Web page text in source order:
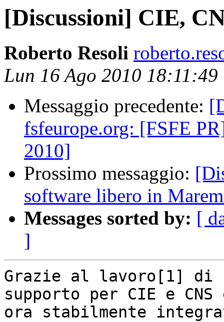
[Discussioni] CIE,
Roberto Resoli
Lun 16 Ago 2010 18:11:49
Messaggio precedente:
fsfeurope.org: [FSFE
2010]
Prossimo messaggio:
software libero in
Messages sorted by: [
]
Grazie al lavoro[1] di
supporto per CIE e CNS
ora stabilmente